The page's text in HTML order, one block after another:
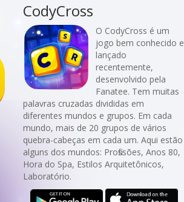
CodyCross
O CodyCross é um
jogo bem conhecido e
lançado
recentemente,
desenvolvido pela
Fanatee. Tem muitas
palavras cruzadas divididas em
diferentes mundos e grupos. Em cada
mundo, mais de 20 grupos de vários
quebra-cabeças em cada um. Aqui estão
alguns dos mundos: Profissões, Anos 80,
Hora do Spa, Estilos Arquitetônicos,
Laboratório.